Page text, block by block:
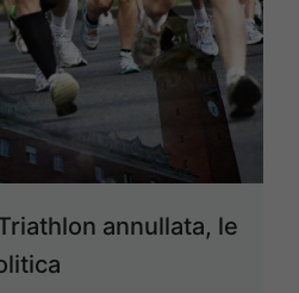
annullata, le